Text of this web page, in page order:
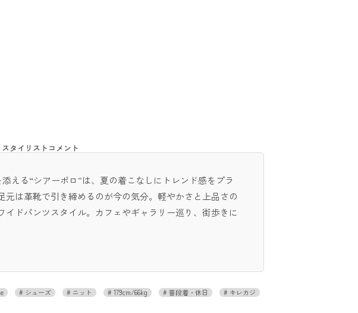
スタイリストコメント
える“シアーポロ”は、夏の着こなしにトレンド感をプラ
元は革靴で引き締めるのが今の気分。軽やかさと上品さの
ドパンツスタイル。カフェやギャラリー巡り、街歩きに
シューズ ニット 179cm/66kg 普段着・休日 キレカジ